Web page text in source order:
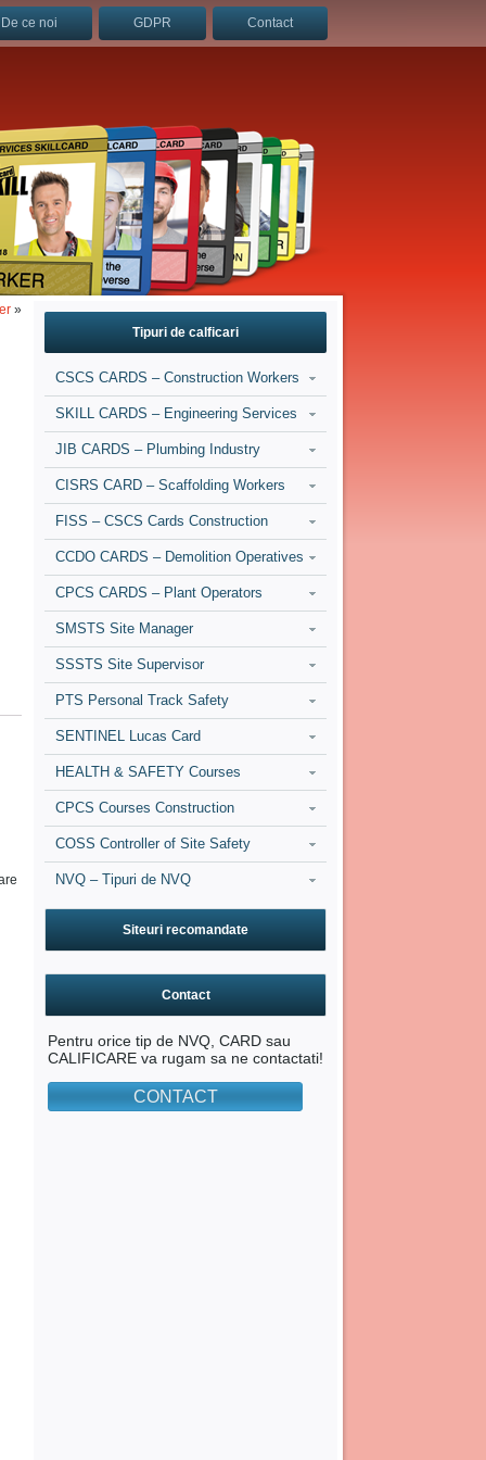
De ce noi GDPR Contact
»
Tipuri de calficari
CSCS CARDS – Construction Workers
SKILL CARDS – Engineering Services
JIB CARDS – Plumbing Industry
CISRS CARD – Scaffolding Workers
FISS – CSCS Cards Construction
CCDO CARDS – Demolition Operatives
CPCS CARDS – Plant Operators
SMSTS Site Manager
SSSTS Site Supervisor
PTS Personal Track Safety
SENTINEL Lucas Card
HEALTH & SAFETY Courses
CPCS Courses Construction
COSS Controller of Site Safety
NVQ – Tipuri de NVQ
Siteuri recomandate
Contact
Pentru orice tip de NVQ, CARD sau
CALIFICARE va rugam sa ne contactati!
CONTACT